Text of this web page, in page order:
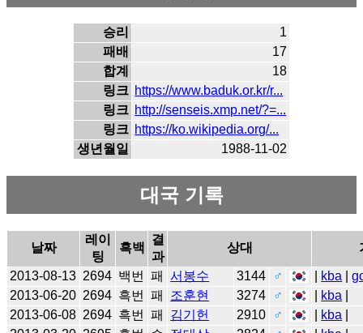
승리
1
패배
17
합계
18
링크 https://www.baduk.or.kr/r...
링크 http://senseis.xmp.net/?=...
링크 https://ko.wikipedia.org/...
생년월일
1988-11-02
대국 기록
날짜
레이
팅
흑백
결
과
상대
2013-08-13 2694 백번 패 서봉수 3144 ♂ kba |
2013-06-20 2694 흑번 패 조훈현 3274 ♂ kba
2013-06-08 2694 흑번 패 김기헌 2910 ♂ kba